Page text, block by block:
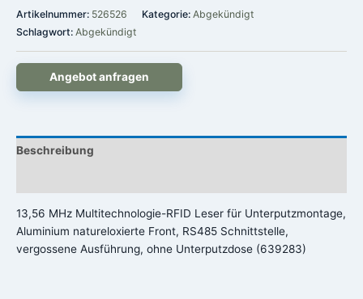
Artikelnummer: 526526 Kategorie: Abgekündigt
Schlagwort: Abgekündigt
Angebot anfragen
Beschreibung
13,56 MHz Multitechnologie-RFID Leser für Unterputzmontage,
Aluminium natureloxierte Front, RS485 Schnittstelle,
vergossene Ausführung, ohne Unterputzdose (639283)